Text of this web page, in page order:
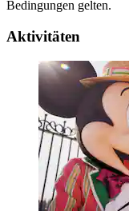
Bedingungen gelten.
Aktivitäten